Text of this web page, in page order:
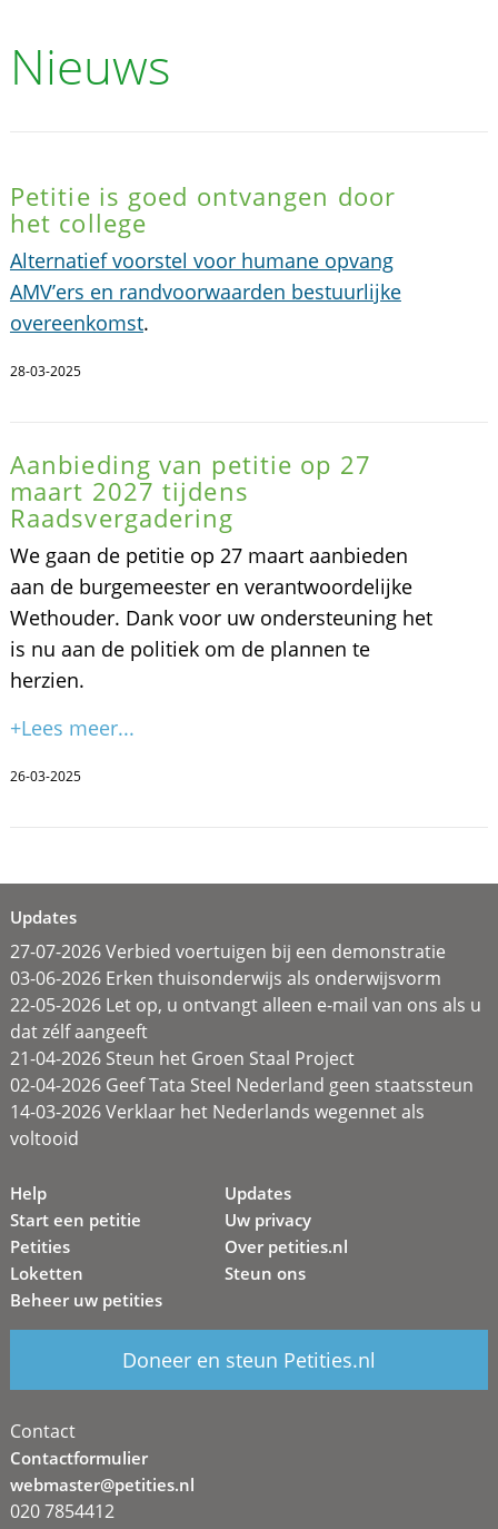
Nieuws
Petitie is goed ontvangen door
het college
Alternatief voorstel voor humane opvang
AMV’ers en randvoorwaarden bestuurlijke
overeenkomst.
28-03-2025
Aanbieding van petitie op 27
maart 2027 tijdens
Raadsvergadering
We gaan de petitie op 27 maart aanbieden
aan de burgemeester en verantwoordelijke
Wethouder. Dank voor uw ondersteuning het
is nu aan de politiek om de plannen te
herzien.
+Lees meer...
26-03-2025
Updates
27-07-2026 Verbied voertuigen bij een demonstratie
03-06-2026 Erken thuisonderwijs als onderwijsvorm
22-05-2026 Let op, u ontvangt alleen e-mail van ons als u
dat zélf aangeeft
21-04-2026 Steun het Groen Staal Project
02-04-2026 Geef Tata Steel Nederland geen staatssteun
14-03-2026 Verklaar het Nederlands wegennet als
voltooid
Help
Start een petitie
Petities
Loketten
Beheer uw petities
Updates
Uw privacy
Over petities.nl
Steun ons
Doneer en steun Petities.nl
Contact
Contactformulier
webmaster@petities.nl
020 7854412